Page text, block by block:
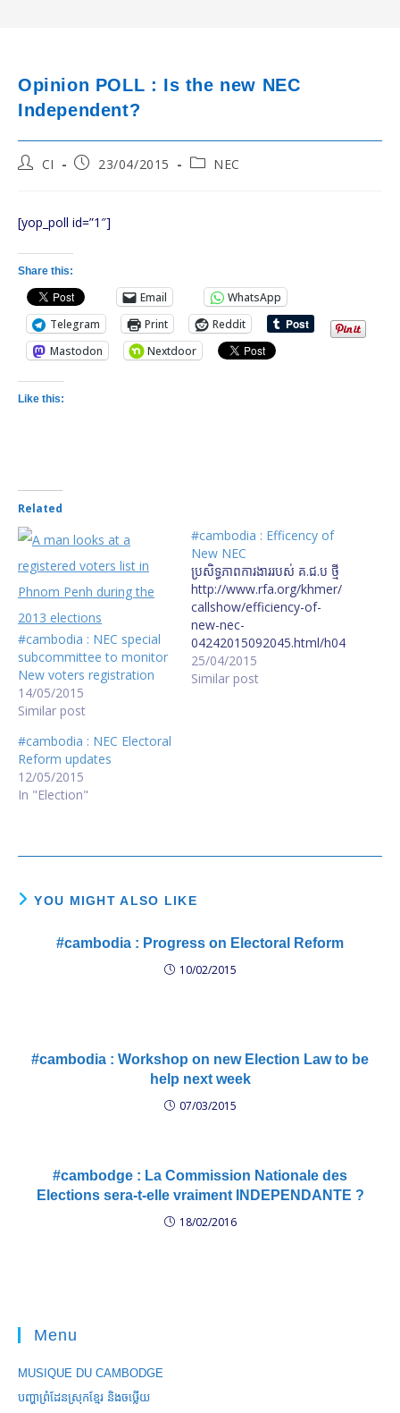
Opinion POLL : Is the new NEC
Independent?
PostCI
Post23/04/2015
PostNEC
[yop_poll id=”1″]
Share this:
Email
WhatsApp
Telegram
Print
Reddit
Mastodon
Nextdoor
Like this:
Related
#cambodia : NEC special
subcommittee to monitor
New voters registration
14/05/2015
Similar post
#cambodia : Efficency of
New NEC
ប្រសិទ្ធភាព​ការងារ​របស់ គ.ជ.ប ថ្មី
http://www.rfa.org/khmer/
callshow/efficiency-of-
new-nec-
04242015092045.html/h04
2415-callshow.mp3
25/04/2015
Similar post
#cambodia : NEC Electoral
Reform updates
12/05/2015
In "Election"
YOU MIGHT ALSO LIKE
#cambodia : Progress on Electoral Reform
10/02/2015
#cambodia : Workshop on new Election Law to be
help next week
07/03/2015
#cambodge : La Commission Nationale des
Elections sera-t-elle vraiment INDEPENDANTE ?
18/02/2016
Menu
MUSIQUE DU CAMBODGE
បញ្ហាព្រំដែនស្រុកខ្មែរ និងចឞ្លើយ